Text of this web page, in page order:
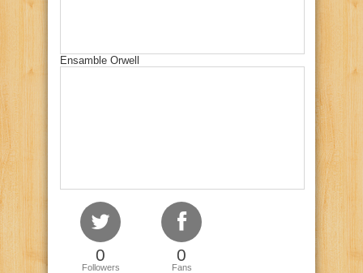
Ensamble Orwell
0
Followers
0
Fans